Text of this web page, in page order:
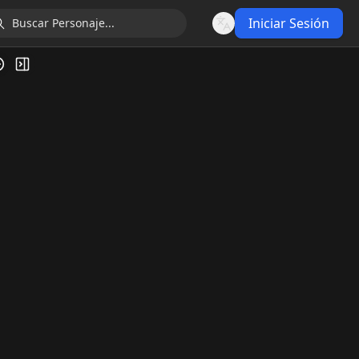
Language
Iniciar Sesión
de Video
Alternar barra lateral